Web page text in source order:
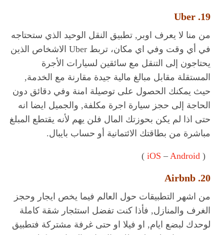
19. Uber
من منا لا يعرف اوبر, تطبيق النقل الوحيد الذي ستحتاجه
في أي وقت وفي اي مكان، تربط Uber الاشخاص الذين
يحتاجون إلى التنقل مع سائقين لسيارات الأجرة
المستقلة مقابل مبالغ مالية جيدة مقارنة مع الخدمة,
حيث يمكنك الحصول على توصيلة امنة وفي دقائق دون
الحاجة إلى حجز سيارة اجرة مكلفة, والجميل ايضا انه
حتى اذا لم يكن بحوزتك المال فلن يهم لأنه يقتطع المبلغ
مباشرة من بطاقتك الائتمانية أو حساب بايبال.
(
iOS – Android
)
20. Airbnb
من اشهر التطبيقات حول العالم فيما يخص ايجار وحجز
الغرف والمنازل, فأذا كنت تفضل استئجار شقة كاملة
لوحدك لبضع ايام, او فيلا او حتى غرفة مشتركة فتطبيق